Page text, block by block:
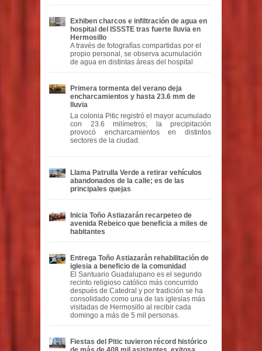
Exhiben charcos e infiltración de agua en
hospital del ISSSTE tras fuerte lluvia en
Hermosillo
A través de fotografías compartidas por el
propio personal, se observa acumulación
de agua en distintas áreas del hospital
Primera tormenta del verano deja
encharcamientos y hasta 23.6 mm de
lluvia
La colonia Pitic registró el mayor acumulado
con 23.6 milímetros; la precipitación
provocó encharcamientos en distintos
sectores de la ciudad.
Llama Patrulla Verde a retirar vehículos
abandonados de la calle; es de las
principales quejas
Inicia Toño Astiazarán recarpeteo de
avenida Rebeico que beneficia a miles de
habitantes
Entrega Toño Astiazarán rehabilitación de
iglesia a beneficio de la comunidad
El Santuario Guadalupano es el segundo
recinto religioso católico más concurrido
después de Catedral y por tradición se ha
consolidado como una de las iglesias más
visitadas de Hermosillo al recibir cada
domingo a más de 5 mil personas.
Fiestas del Pitic tuvieron récord histórico